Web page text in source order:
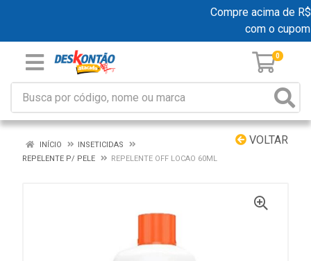
Compre acima de
com o cupom
0
VOLTAR
INÍCIO
INSETICIDAS
REPELENTE P/ PELE
REPELENTE OFF LOCAO 60ML